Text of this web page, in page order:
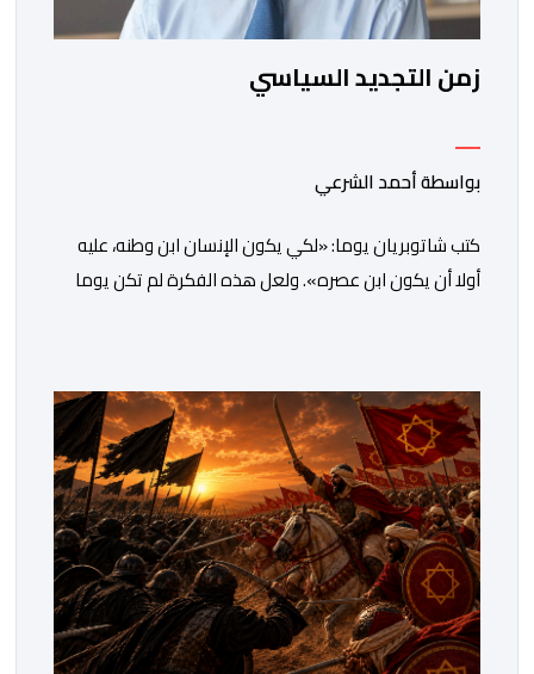
زمن التجديد السياسي
بواسطة أحمد الشرعي
كتب شاتوبريان يوما: «لكي يكون الإنسان ابن وطنه، عليه
أولا أن يكون ابن عصره». ولعل هذه الفكرة لم تكن يوما
فمنذ أكثر من عقدين، وبقيادة صاحب الجلالة الملك محمد
السادس، شهدت المملكة تحولات عميقة على مختلف
المستويات.غير أن […]